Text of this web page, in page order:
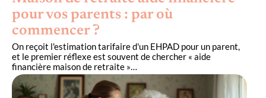
pour vos parents : par où
commencer ?
On reçoit l'estimation tarifaire d'un EHPAD pour un parent,
et le premier réflexe est souvent de chercher « aide
financière maison de retraite »…